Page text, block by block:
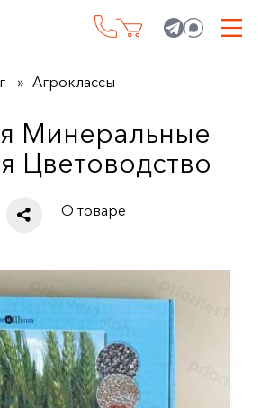
Агроклассы
Минеральные
Цветоводство
О товаре